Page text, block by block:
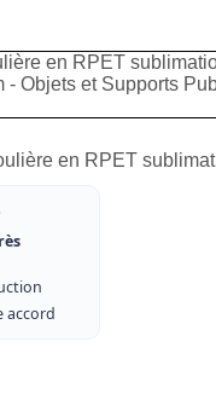
accord